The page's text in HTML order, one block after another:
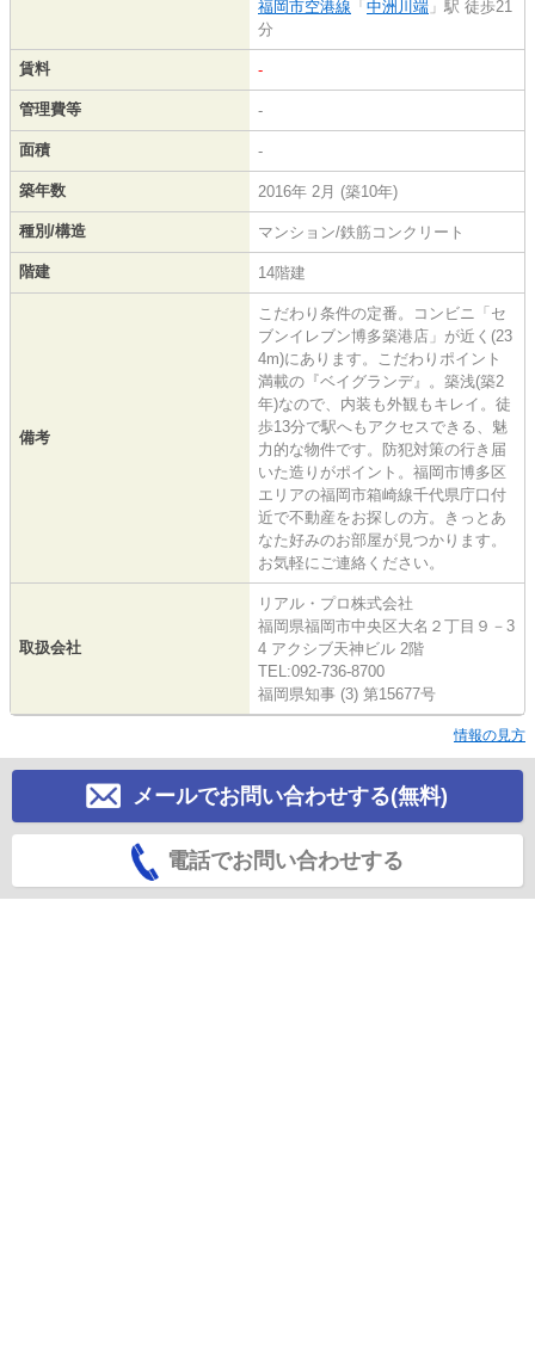
福岡市空港線 「中洲川端 」駅 徒歩21
分
賃料 -
管理費等 -
面積 -
築年数 2016年 2月 (築10年)
種別/構造 マンション/鉄筋コンクリート
階建 14階建
備考
こだわり条件の定番。コンビニ「セ
ブンイレブン博多築港店」が近く(23
4m)にあります。こだわりポイント
満載の『ベイグランデ』。築浅(築2
年)なので、内装も外観もキレイ。徒
歩13分で駅へもアクセスできる、魅
力的な物件です。防犯対策の行き届
いた造りがポイント。福岡市博多区
エリアの福岡市箱崎線千代県庁口付
近で不動産をお探しの方。きっとあ
なた好みのお部屋が見つかります。
お気軽にご連絡ください。
取扱会社
リアル・プロ株式会社
福岡県福岡市中央区大名２丁目９－3
4 アクシブ天神ビル 2階
TEL:092-736-8700
福岡県知事 (3) 第15677号
情報の見方
メールでお問い合わせする(無料)
電話でお問い合わせする